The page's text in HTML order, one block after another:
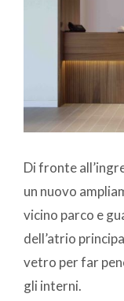
Di fronte
un nuovo
vicino parco e
dell’atrio
vetro per far
gli interni.